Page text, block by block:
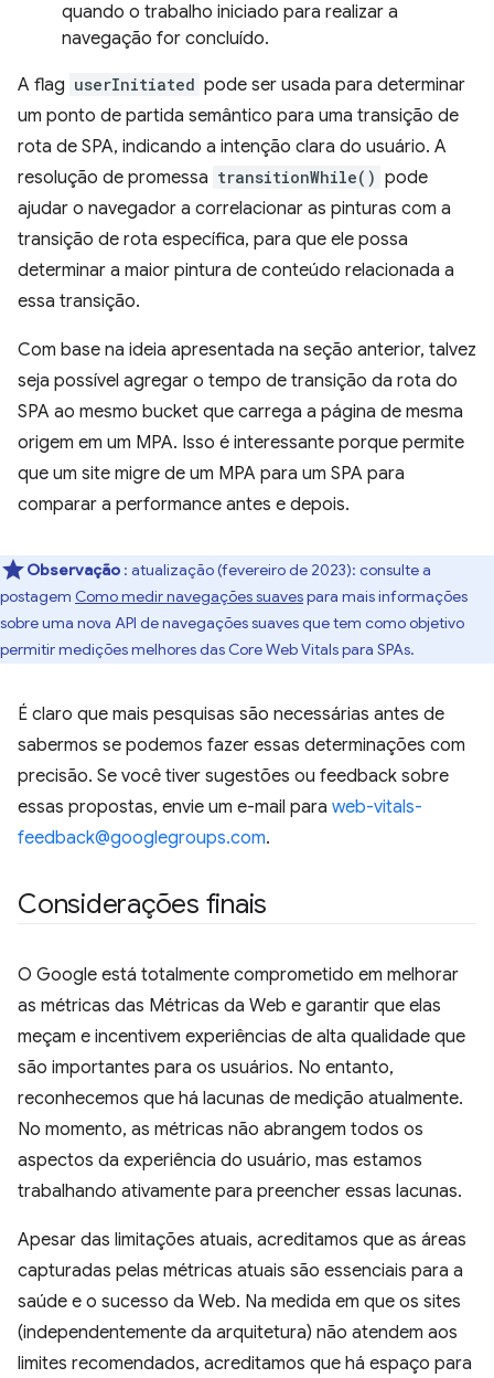
quando o trabalho iniciado para realizar a
navegação for concluído.
A flag userInitiated pode ser usada para determinar
um ponto de partida semântico para uma transição de
rota de SPA, indicando a intenção clara do usuário. A
resolução de promessa transitionWhile() pode
ajudar o navegador a correlacionar as pinturas com a
transição de rota específica, para que ele possa
determinar a maior pintura de conteúdo relacionada a
essa transição.
Com base na ideia apresentada na seção anterior, talvez
seja possível agregar o tempo de transição da rota do
SPA ao mesmo bucket que carrega a página de mesma
origem em um MPA. Isso é interessante porque permite
que um site migre de um MPA para um SPA para
comparar a performance antes e depois.
Observação : atualização (fevereiro de 2023): consulte a
postagem Como medir navegações suavespara mais informações
sobre uma nova API de navegações suaves que tem como objetivo
permitir medições melhores das Core Web Vitals para SPAs.
É claro que mais pesquisas são necessárias antes de
sabermos se podemos fazer essas determinações com
precisão. Se você tiver sugestões ou feedback sobre
essas propostas, envie um e-mail para web-vitals-
feedback@googlegroups.com.
Considerações finais
O Google está totalmente comprometido em melhorar
as métricas das Métricas da Web e garantir que elas
meçam e incentivem experiências de alta qualidade que
são importantes para os usuários. No entanto,
reconhecemos que há lacunas de medição atualmente.
No momento, as métricas não abrangem todos os
aspectos da experiência do usuário, mas estamos
trabalhando ativamente para preencher essas lacunas.
Apesar das limitações atuais, acreditamos que as áreas
capturadas pelas métricas atuais são essenciais para a
saúde e o sucesso da Web. Na medida em que os sites
(independentemente da arquitetura) não atendem aos
limites recomendados, acreditamos que há espaço para